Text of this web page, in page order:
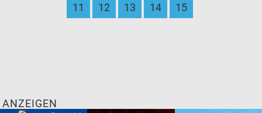
11
12 13 14 15
ANZEIGEN